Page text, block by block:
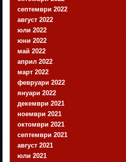
септември 2022
август 2022
юли 2022
юни 2022
май 2022
април 2022
март 2022
февруари 2022
януари 2022
декември 2021
ноември 2021
октомври 2021
септември 2021
август 2021
юли 2021